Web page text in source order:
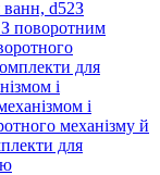
ванн, d52З
З поворотним
для
і
і
механізму й
для